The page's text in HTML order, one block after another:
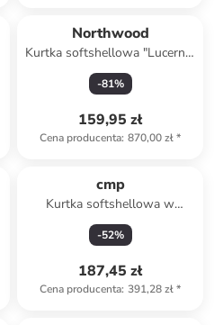
Northwood
Kurtka softshellowa "Lucerne"
w kolorze khaki
-81%
159,95 zł
Cena producenta: 870,00 zł*
cmp
Kurtka softshellowa w
kolorze niebieskim
-52%
187,45 zł
Cena producenta: 391,28 zł*